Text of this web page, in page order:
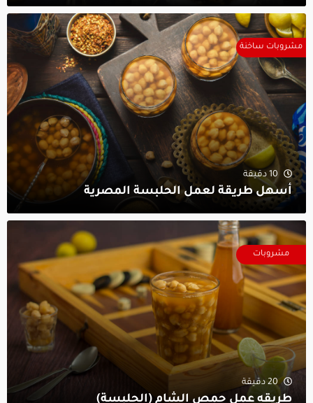
مشروبات ساخنة
10 دقيقة
أسهل طريقة لعمل الحلبسة المصرية
مشروبات
20 دقيقة
طريقه عمل حمص الشام (الحلبسة)